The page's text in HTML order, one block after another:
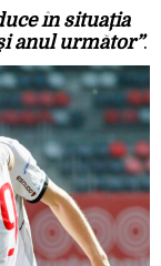
în situația
anul următor”.